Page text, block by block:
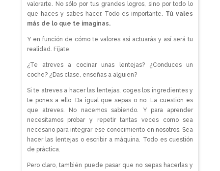
valorarte. No sólo por tus grandes logros, sino por todo lo
que haces y sabes hacer. Todo es importante. Tú vales
más de lo que te imaginas.
Y en función de cómo te valores así actuarás y así será tu
realidad. Fíjate.
¿Te atreves a cocinar unas lentejas? ¿Conduces un
coche? ¿Das clase, enseñas a alguien?
Si te atreves a hacer las lentejas, coges los ingredientes y
te pones a ello. Da igual que sepas o no. La cuestión es
que atreves. No nacemos sabiendo. Y para aprender
necesitamos probar y repetir tantas veces como sea
necesario para integrar ese conocimiento en nosotros. Sea
hacer las lentejas o escribir a máquina. Todo es cuestión
de práctica.
Pero claro, también puede pasar que no sepas hacerlas y